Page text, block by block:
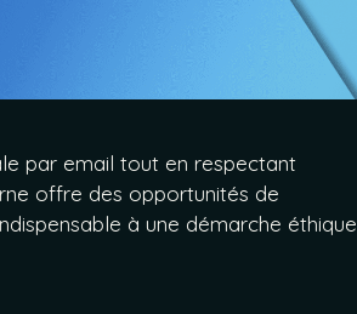
par email tout en respectant
offre des opportunités de
à une démarche éthique